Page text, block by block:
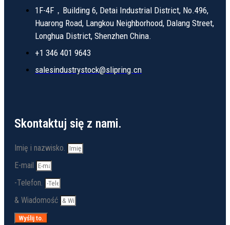
1F-4F，Building 6, Detai Industrial District, No.496,
Huarong Road, Langkou Neighborhood, Dalang Street,
Longhua District, Shenzhen China.
+1 346 401 9643
salesindustrystock@slipring.cn
Skontaktuj się z nami.
Imię i nazwisko.
E-mail
-Telefon.
& Wiadomość
Wyślij to.